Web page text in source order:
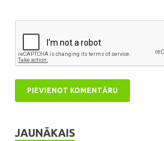
JAUNĀKAIS